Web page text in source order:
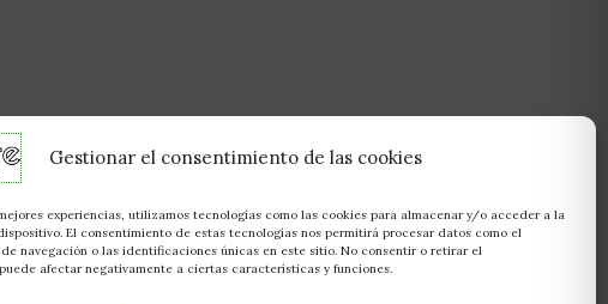
Gestionar el consentimiento de las cookies
experiencias, utilizamos tecnologías como las cookies para almacenar y/o acceder a la
El consentimiento de estas tecnologías nos permitirá procesar datos como el
navegación o las identificaciones únicas en este sitio. No consentir o retirar el
afectar negativamente a ciertas características y funciones.